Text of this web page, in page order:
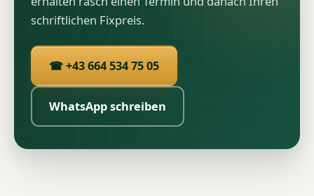
schriftlichen Fixpreis.
☎ +43 664 534 75 05
WhatsApp schreiben